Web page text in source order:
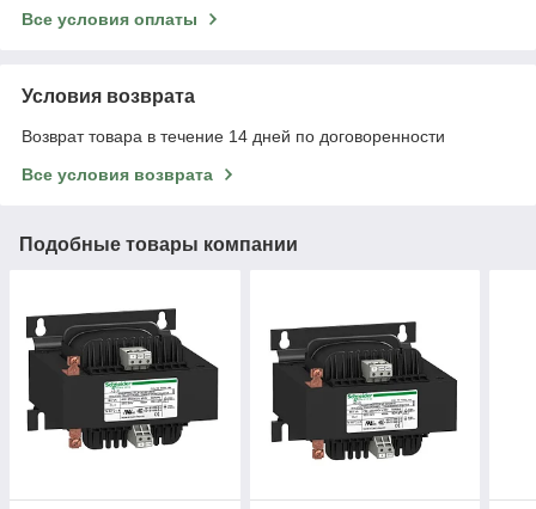
Все условия оплаты
Условия возврата
Возврат товара в течение 14 дней по договоренности
Все условия возврата
Подобные товары компании